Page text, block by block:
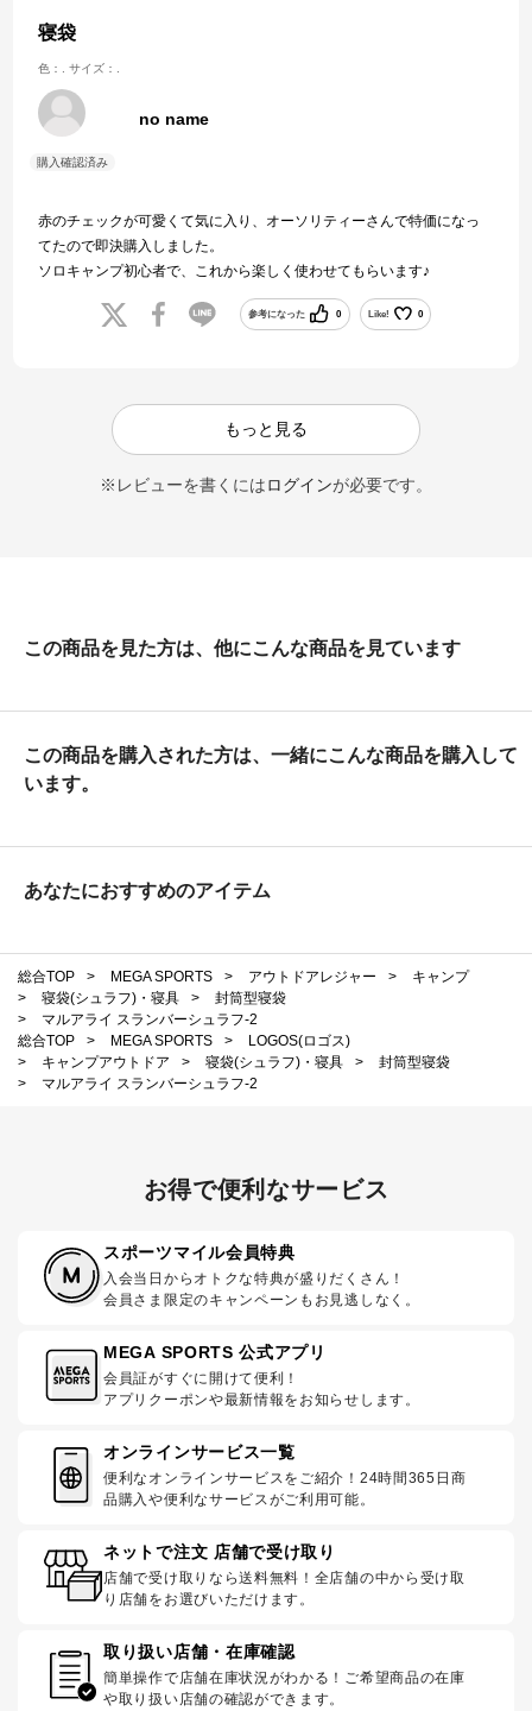
寝袋
色：. サイズ：.
no name
赤のチェックが可愛くて気に入り、オーソリティーさんで特価になっ
てたので即決購入しました。
ソロキャンプ初心者で、これから楽しく使わせてもらいます♪
参考になった 0 Like! 0
もっと見る
※レビューを書くにはログインが必要です。
この商品を見た方は、他にこんな商品を見ています
この商品を購入された方は、一緒にこんな商品を購入して
います。
あなたにおすすめのアイテム
総合TOP > MEGA SPORTS > アウトドアレジャー >
キャンプ
>
寝袋(シュラフ)・寝具 >
封筒型寝袋
>
マルアライ スランバーシュラフ-2
総合TOP
> MEGA SPORTS >
LOGOS(ロゴス)
>
キャンプアウトドア > 寝袋(シュラフ)・寝具 >
封筒型寝袋
>
マルアライ スランバーシュラフ-2
お得で便利なサービス
スポーツマイル会員特典
入会当日からオトクな特典が盛りだくさん！
会員さま限定のキャンペーンもお見逃しなく。
MEGA SPORTS 公式アプリ
会員証がすぐに開けて便利！
アプリクーポンや最新情報をお知らせします。
オンラインサービス一覧
便利なオンラインサービスをご紹介！24時間365日商
品購入や便利なサービスがご利用可能。
ネットで注文 店舗で受け取り
店舗で受け取りなら送料無料！全店舗の中から受け取
り店舗をお選びいただけます。
取り扱い店舗・在庫確認
簡単操作で店舗在庫状況がわかる！ご希望商品の在庫
や取り扱い店舗の確認ができます。